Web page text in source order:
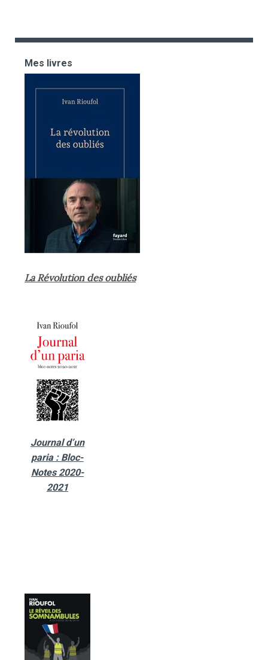
Mes livres
La Révolution des oubliés
Journal d’un
paria : Bloc-
Notes 2020-
2021